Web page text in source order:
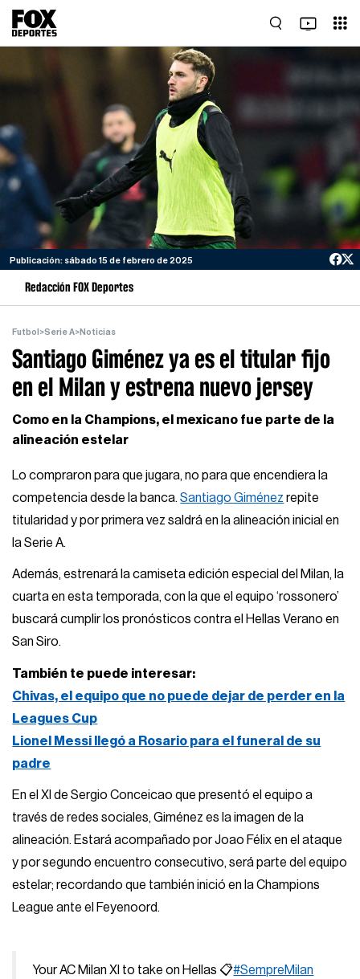
Publicación: sábado 15 de febrero de 2025
Redacción FOX Deportes
Futbol >Serie A>Noticias
Santiago Giménez ya es el titular fijo
en el Milan y estrena nuevo jersey
Como en la Champions, el mexicano fue parte de la
alineación estelar
Lo compraron para que jugara, no para que encendiera la
competencia desde la banca.Santiago Giménez repite
titularidad y por primera vez saldrá en la alineación inicial en
la Serie A.
Además, estrenará la camiseta edición especial del Milan, la
cuarta en esta temporada, con la que el equipo ‘rossonero’
buscará cumplir los pronósticos contra el Hellas Verano en
San Siro.
También te puede interesar:
Chivas, el equipo que no puede dejar de perder en la
Leagues Cup
Lionel Messi llegó a Rosario para el funeral de su
padre
En el XI de Sergio Conceicao que presentó el equipo a
través de redes sociales, Giménez es la imagen de la
alineación. Estará acompañado por Joao Félix en el ataque
y por segundo encuentro consecutivo, será parte del equipo
estelar; recordando que también inició en la Champions
League ante el Feyenoord.
Your AC Milan XI to take on Hellas 📋#SempreMilan